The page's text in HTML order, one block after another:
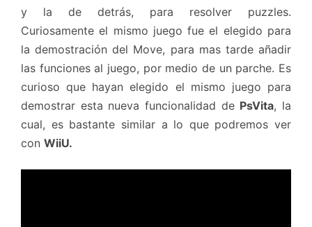
y la de detrás, para resolver puzzles.
Curiosamente el mismo juego fue el elegido para
la demostración del Move, para mas tarde añadir
las funciones al juego, por medio de un parche. Es
curioso que hayan elegido el mismo juego para
demostrar esta nueva funcionalidad de PsVita, la
cual, es bastante similar a lo que podremos ver
con WiiU.